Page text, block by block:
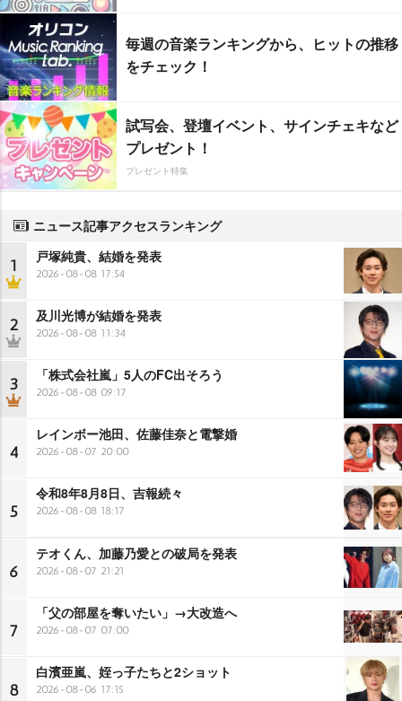
毎週の音楽ランキングから、ヒットの推移
をチェック！
試写会、登壇イベント、サインチェキなど
プレゼント！
プレゼント特集
ニュース記事アクセスランキング
1 戸塚純貴、結婚を発表
2026-08-08 17:54
2 及川光博が結婚を発表
2026-08-08 11:34
3 「株式会社嵐」5人のFC出そろう
2026-08-08 09:17
4
レインボー池田、佐藤佳奈と電撃婚
2026-08-07 20:00
5
令和8年8月8日、吉報続々
2026-08-08 18:17
6
テオくん、加藤乃愛との破局を発表
2026-08-07 21:21
7
「父の部屋を奪いたい」→大改造へ
2026-08-07 07:00
8
白濱亜嵐、姪っ子たちと2ショット
2026-08-06 17:15